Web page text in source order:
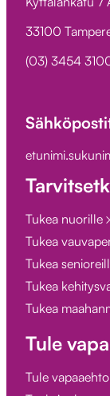
33100
(03) 3454
Tukea nuorille
Tukea
Tukea
Tukea
Tukea
Tule
Tule